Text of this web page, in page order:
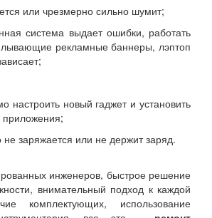
или чрезмерно сильно шумит;
система выдает ошибки, работать
рекламные баннеры, лэптоп
настроить новый гаджет и установить
не заряжается или не держит заряд.
инженеров, быстрое решение
внимательный подход к каждой
комплектующих, использование